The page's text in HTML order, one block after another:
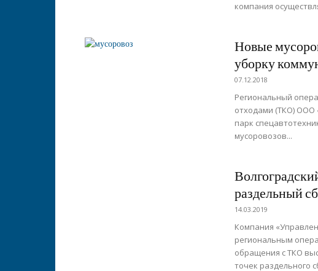
компания
Новые
уборку
07.12.2018
Региональный
отходами (ТКО) ООО
парк
мусоровозов...
раздельный
14.03.2019
Компания
региональным
обращения с ТКО
точек раздельного